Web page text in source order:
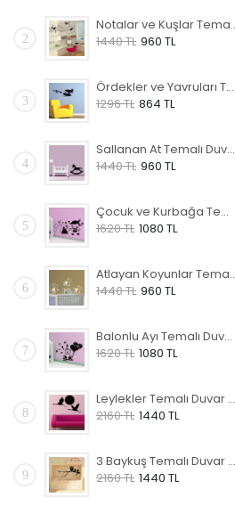
2
Notalar ve
1440 TL 960 TL
3
Ördekler ve Yavruları Temalı Duvar Sticker
1296 TL 864 TL
4
Sallanan At Temalı Duvar Sticker
1440 TL 960 TL
5
Çocuk ve Kurbağa Temalı Duvar Sticker
1620 TL 1080 TL
6
Atlayan
1440 TL 960 TL
7
Balonlu Ayı Temalı Duvar Sticker
1620 TL 1080 TL
8
Leylekler Temalı Duvar Sticker
2160 TL 1440 TL
9
3 Baykuş Temalı Duvar Sticker
2160 TL 1440 TL